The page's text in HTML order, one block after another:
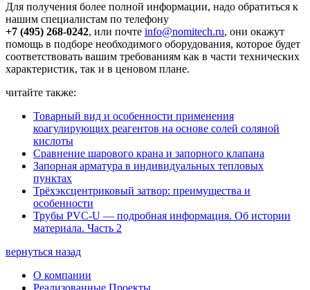
Для получения более полной информации, надо обратиться к
нашим специалистам по телефону
+7 (495) 268-0242, или почте info@nomitech.ru, они окажут
помощь в подборе необходимого оборудования, которое будет
соответствовать вашим требованиям как в части технических
характеристик, так и в ценовом плане.
читайте также:
Товарный вид и особенности применения
коагулирующих реагентов на основе солей соляной
кислоты
Сравнение шарового крана и запорного клапана
Запорная арматура в индивидуальных тепловых
пунктах
Трёхэксцентриковый затвор: преимущества и
особенности
Трубы PVC-U — подробная информация. Об истории
материала. Часть 2
вернуться назад
О компании